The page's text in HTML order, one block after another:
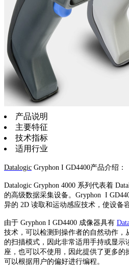
产品说明
主要特征
技术指标
适用行业
Datalogic Gryphon I GD4400产品介绍：
Datalogic Gryphon 4000 系列代表着
的高级数据采集设备。Gryphon I
异的 2D 读取和运动感应技术，使设备容
由于 Gryphon I GD4400 成像器具有
技术，可以检测到操作者的自然动作
的扫描模式，因此非常适用手持或显示
座，也可以不使用，因此提供了更多
可以根据用户的偏好进行编程。